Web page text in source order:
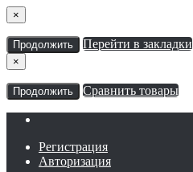
×
Продолжить Перейти в закладки
×
Продолжить Сравнить товары
Регистрация
Авторизация